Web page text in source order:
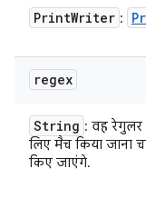
PrintWriter :
regex
String : वह
लिए मैच किया जाना
किए जाएंगे.